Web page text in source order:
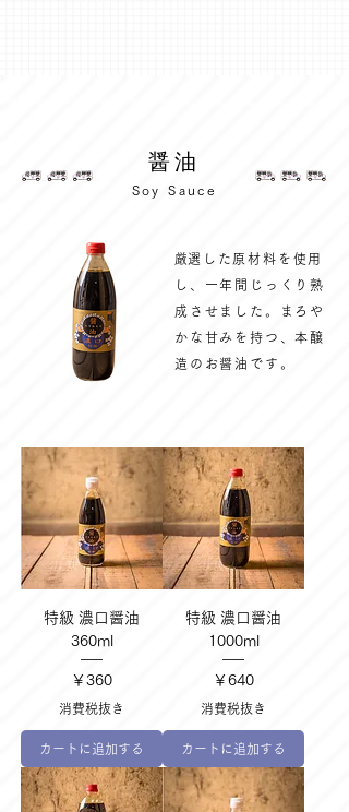
​醤油
Soy Sauce
​厳選した原材料を使用
し、一年間じっくり熟
成させました。まろや
かな甘みを持つ、本醸
造のお醤油です。
特級 濃口醤油
360ml
価格
￥360
消費税抜き
カートに追加する
特級 濃口醤油
1000ml
価格
￥640
消費税抜き
カートに追加する